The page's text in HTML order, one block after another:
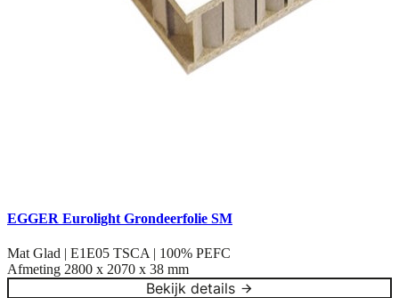
EGGER Eurolight Grondeerfolie SM
Mat Glad | E1E05 TSCA | 100% PEFC
Afmeting 2800 x 2070 x 38 mm
Bekijk details